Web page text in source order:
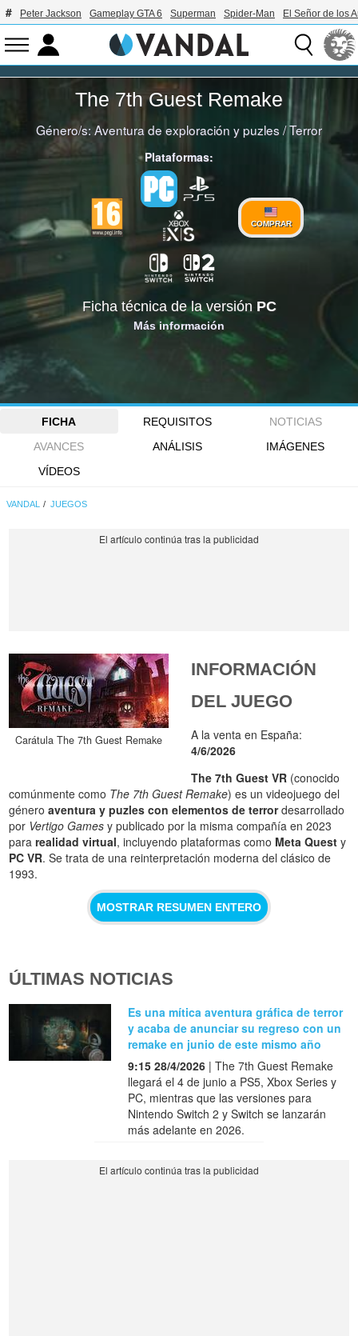
Peter Jackson Gameplay GTA 6 Superman Spider-Man El Señor de los
The 7th Guest Remake
Género/s:Aventura de exploración y puzles/Terror
Plataformas:
COMPRAR
Ficha técnica de la versión PC
Más información
FICHA REQUISITOS
NOTICIAS
AVANCES
ANÁLISIS
IMÁGENES
VÍDEOS
VANDAL JUEGOS
Carátula The 7th Guest Remake
INFORMACIÓN
DEL JUEGO
A la venta en España:
4/6/2026
The 7th Guest VR (conocido
comúnmente como The 7th Guest Remake) es un videojuego del
géneroaventura y puzles con elementos de terrordesarrollado
por Vertigo Games y publicado por la misma compañía en 2023
pararealidad virtual, incluyendo plataformas como Meta Quest y
PC VR. Se trata de una reinterpretación moderna del clásico de
1993.
MOSTRAR RESUMEN ENTERO
ÚLTIMAS NOTICIAS
Es una mítica aventura gráfica de terror
y acaba de anunciar su regreso con un
remake en junio de este mismo año
9:15 28/4/2026 | The 7th Guest Remake
llegará el 4 de junio a PS5, Xbox Series y
PC, mientras que las versiones para
Nintendo Switch 2 y Switch se lanzarán
más adelante en 2026.